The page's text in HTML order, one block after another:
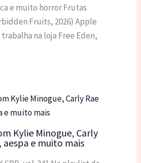
e muito horror Frutas
Fruits, 2026) Apple
na loja Free Eden,
Kylie Minogue, Carly
aespa e muito mais